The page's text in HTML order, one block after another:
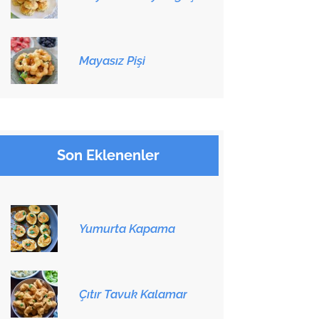
Mayasız Pişi
Son Eklenenler
Yumurta Kapama
Çıtır Tavuk Kalamar